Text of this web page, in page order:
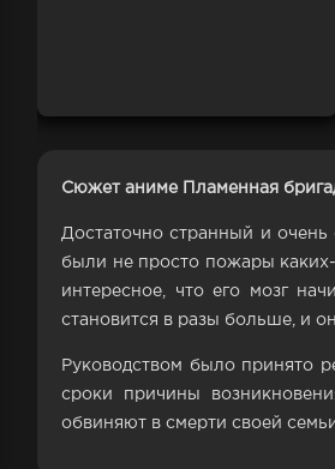
Сюжет аниме Пламенная
Достаточно странный и
были не просто пожары
интересное, что его мозг
становится в разы больше, и
Руководством было принято
сроки причины
обвиняют в смерти своей